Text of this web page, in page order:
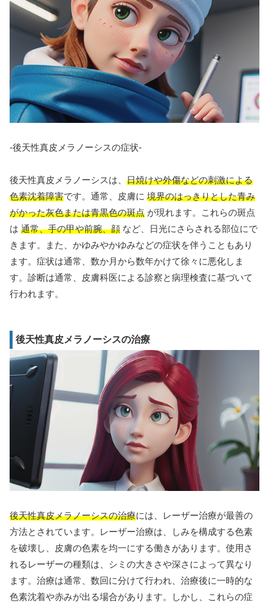
-後天性真皮メラノーシスの症状-
後天性真皮メラノーシスは、 日焼けや外傷などの刺激による
色素沈着障害です。通常、皮膚に 境界のはっきりとした青み
がかった灰色または青黒色の斑点 が現れます。これらの斑点
は 通常、手の甲や前腕、顔 など、日光にさらされる部位にで
きます。また、かゆみやかゆみなどの症状を伴うこともあり
ます。症状は通常、数か月から数年かけて徐々に悪化しま
す。診断は通常、皮膚科医による診察と病理検査に基づいて
行われます。
後天性真皮メラノーシスの治療
後天性真皮メラノーシスの治療には、レーザー治療が最善の
方法とされています。レーザー治療は、しみを構成する色素
を破壊し、皮膚の色素を均一にする働きがあります。使用さ
れるレーザーの種類は、シミの大きさや深さによって異なり
ます。治療は通常、数回に分けて行われ、治療後に一時的な
色素沈着や赤みが出る場合があります。しかし、これらの症